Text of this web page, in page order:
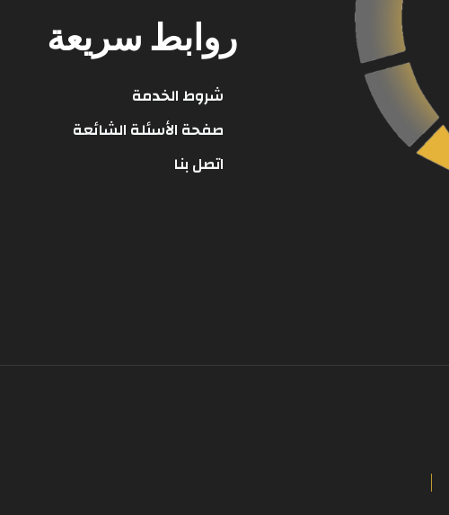
روابط سريعة
شروط الخدمة
صفحة الأسئلة الشائعة
اتصل بنا